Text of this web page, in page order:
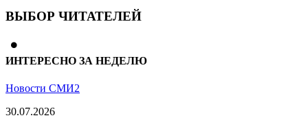
ВЫБОР ЧИТАТЕЛЕЙ
ИНТЕРЕСНО ЗА НЕДЕЛЮ
Новости СМИ2
30.07.2026